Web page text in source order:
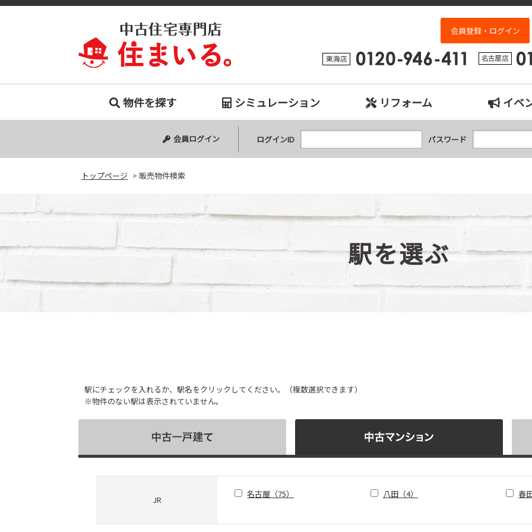
販売物件検索｜名古屋市、日進市、東郷町、豊明市、長久手市、東海市、大府市の中
会員登録・ログイン
物件を探す
中古マンション
中古一戸建て
新築一戸建て
シミュレーション リフォーム イベ
会員ログイン ログインID パスワード
トップページ > 販売物件検索
駅を選ぶ
駅にチェックを入れるか、駅名をクリックしてください。（複数選択できます）
※物件のない駅は表示されていません。
JR
名古屋（75） 八田（4） 春